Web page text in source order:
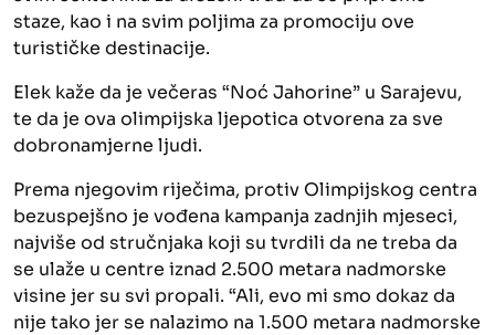
staze, kao i na svim poljima za promociju ove
turističke destinacije.
Elek kaže da je večeras “Noć Jahorine” u Sarajevu,
te da je ova olimpijska ljepotica otvorena za sve
dobronamjerne ljudi.
Prema njegovim riječima, protiv Olimpijskog centra
bezuspejšno je vođena kampanja zadnjih mjeseci,
najviše od stručnjaka koji su tvrdili da ne treba da
se ulaže u centre iznad 2.500 metara nadmorske
visine jer su svi propali. “Ali, evo mi smo dokaz da
nije tako jer se nalazimo na 1.500 metara nadmorske